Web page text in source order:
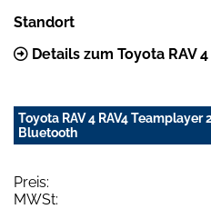
Standort
Details zum Toyota RAV
Toyota RAV 4 RAV4
Bluetooth
Preis:
MWSt: